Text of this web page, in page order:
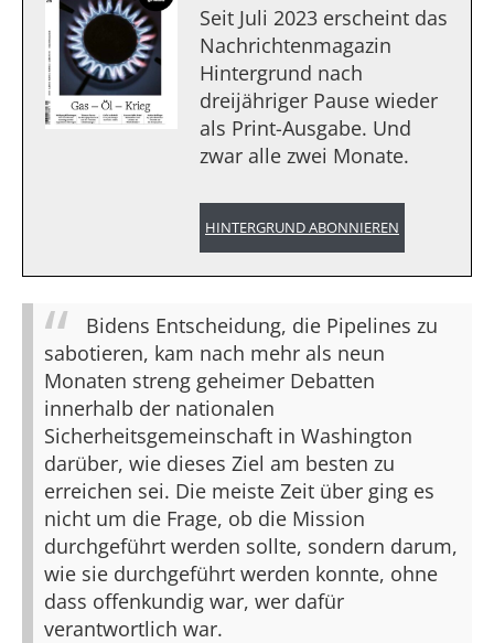
Seit Juli 2023 erscheint das
Nachrichtenmagazin
Hintergrund nach
dreijähriger Pause wieder
als Print-Ausgabe. Und
zwar alle zwei Monate.
HINTERGRUND ABONNIEREN
Bidens Entscheidung, die Pipelines zu
sabotieren, kam nach mehr als neun
Monaten streng geheimer Debatten
innerhalb der nationalen
Sicherheitsgemeinschaft in Washington
darüber, wie dieses Ziel am besten zu
erreichen sei. Die meiste Zeit über ging es
nicht um die Frage, ob die Mission
durchgeführt werden sollte, sondern darum,
wie sie durchgeführt werden konnte, ohne
dass offenkundig war, wer dafür
verantwortlich war.